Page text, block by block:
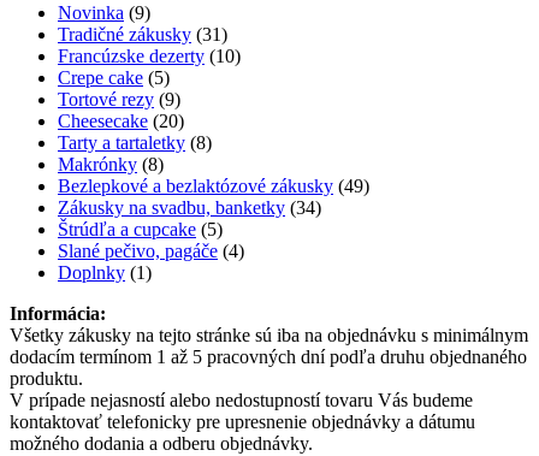
Novinka 99
produktov
Tradičné zákusky 3131
produktov
Francúzske dezerty 1010
Crepe cake 55
produktov
Tortové rezy 99
produktov
Cheesecake 2020
produktov
Tarty a tartaletky 88
Makrónky 88
produktov
Bezlepkové a bezlaktózové zákusky 4949
Zákusky na svadbu, banketky 3434
Štrúdľa a cupcake 55
produktov
Slané pečivo, pagáče 44
Doplnky 11
Informácia:
Všetky zákusky na tejto stránke sú iba na objednávku s minimálnym
dodacím termínom 1 až 5 pracovných dní podľa druhu objednaného
produktu.
V prípade nejasností alebo nedostupností tovaru Vás budeme
kontaktovať telefonicky pre upresnenie objednávky a dátumu
možného dodania a odberu objednávky.